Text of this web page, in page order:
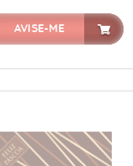
AVISE-ME